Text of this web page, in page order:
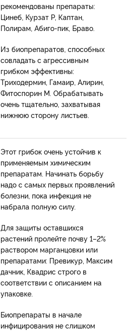
рекомендованы препараты:
Цинеб, Курзат Р, Каптан,
Полирам, Абиго-пик, Браво.
Из биопрепаратов, способных
совладать с агрессивным
грибком эффективны:
Триходермин, Гамаир, Алирин,
Фитоспорин М. Обрабатывать
очень тщательно, захватывая
нижнюю сторону листьев.
Этот грибок очень устойчив к
применяемым химическим
препаратам. Начинать борьбу
надо с самых первых проявлений
болезни, пока инфекция не
набрала полную силу.
Для защиты оставшихся
растений пролейте почву 1–2%
раствором марганцовки или
препаратами: Превикур, Максим
дачник, Квадрис строго в
соответствии с описанием на
упаковке.
Биопрепараты в начале
инфицирования не слишком